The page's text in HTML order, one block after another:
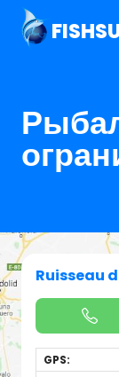
Ruisseau
GPS: